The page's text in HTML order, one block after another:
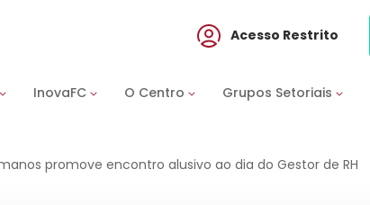
InovaFC O Centro Grupos Setoriais
Acesso Restrito
promove encontro alusivo ao dia do Gestor de RH